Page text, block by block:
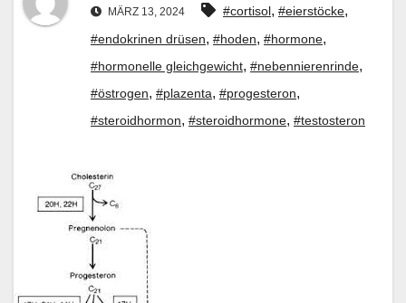
MÄRZ 13, 2024 #cortisol, #eierstöcke,
#endokrinen drüsen, #hoden, #hormone,
#hormonelle gleichgewicht, #nebennierenrinde,
#östrogen, #plazenta, #progesteron,
#steroidhormon, #steroidhormone, #testosteron